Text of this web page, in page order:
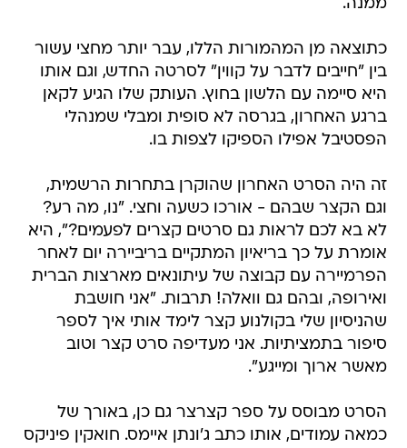
ממנה.
כתוצאה מן המהמורות הללו, עבר יותר מחצי עשור
בין "חייבים לדבר על קווין" לסרטה החדש, וגם אותו
היא סיימה עם הלשון בחוץ. העותק שלו הגיע לקאן
ברגע האחרון, בגרסה לא סופית ומבלי שמנהלי
הפסטיבל אפילו הספיקו לצפות בו.
זה היה הסרט האחרון שהוקרן בתחרות הרשמית,
וגם הקצר שבהם - אורכו כשעה וחצי. "נו, מה רע?
לא בא לכם לראות גם סרטים קצרים לפעמים?", היא
אומרת על כך בריאיון המתקיים בריביירה יום לאחר
הפרמיירה עם קבוצה של עיתונאים מארצות הברית
ואירופה, ובהם גם וואלה! תרבות. "אני חושבת
שהניסיון שלי בקולנוע קצר לימד אותי איך לספר
סיפור בתמציתיות. אני מעדיפה סרט קצר וטוב
מאשר ארוך ומייגע".
הסרט מבוסס על ספר קצרצר גם כן, באורך של
כמאה עמודים, אותו כתב ג'ונתן איימס. חואקין פיניקס